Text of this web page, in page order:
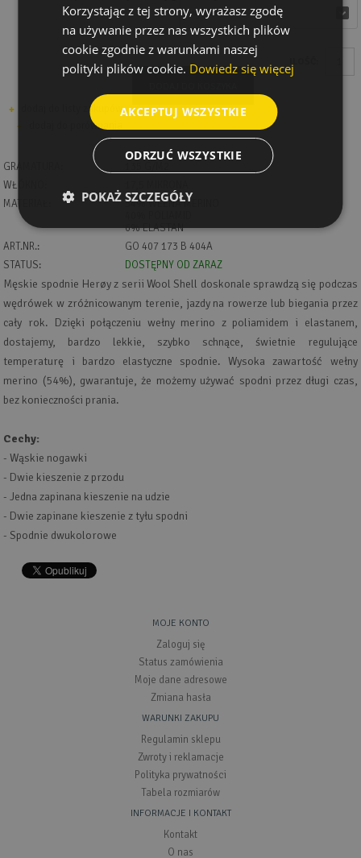
wybierz
wybierz
ILOŚĆ:
dodaj do listy zakupów
dodaj do porównania
GRAMATURA:
WŁÓKNO:
MATERIAŁ:
54% WEŁNA MERINO
6% ELASTAN
ART.NR.:
GO 407 173 B 404A
STATUS:
DOSTĘPNY OD ZARAZ
Męskie spodnie Herøy z serii Wool Shell doskonale sprawdzą się podczas
wędrówek w zróżnicowanym terenie, jazdy na rowerze lub biegania przez
cały rok. Dzięki połączeniu wełny merino z poliamidem i elastanem,
dostajemy, bardzo lekkie, szybko schnące, świetnie regulujące
temperaturę i bardzo elastyczne spodnie. Wysoka zawartość wełny
merino (54%), gwarantuje, że możemy używać spodni przez długi czas,
bez konieczności prania.
Cechy:
- Wąskie nogawki
- Dwie kieszenie z przodu
- Jedna zapinana kieszenie na udzie
- Dwie zapinane kieszenie z tyłu spodni
- Spodnie dwukolorowe
MOJE KONTO
Zaloguj się
Status zamówienia
Moje dane adresowe
Zmiana hasła
WARUNKI ZAKUPU
Regulamin sklepu
Zwroty i reklamacje
Polityka prywatności
Tabela rozmiarów
INFORMACJE I KONTAKT
Kontakt
O nas
Korzystając z tej strony, wyrażasz zgodę
na używanie przez nas wszystkich plików
cookie zgodnie z warunkami naszej
polityki plików cookie. Dowiedz się więcej
AKCEPTUJ WSZYSTKIE
ODRZUĆ WSZYSTKIE
POKAŻ SZCZEGÓŁY